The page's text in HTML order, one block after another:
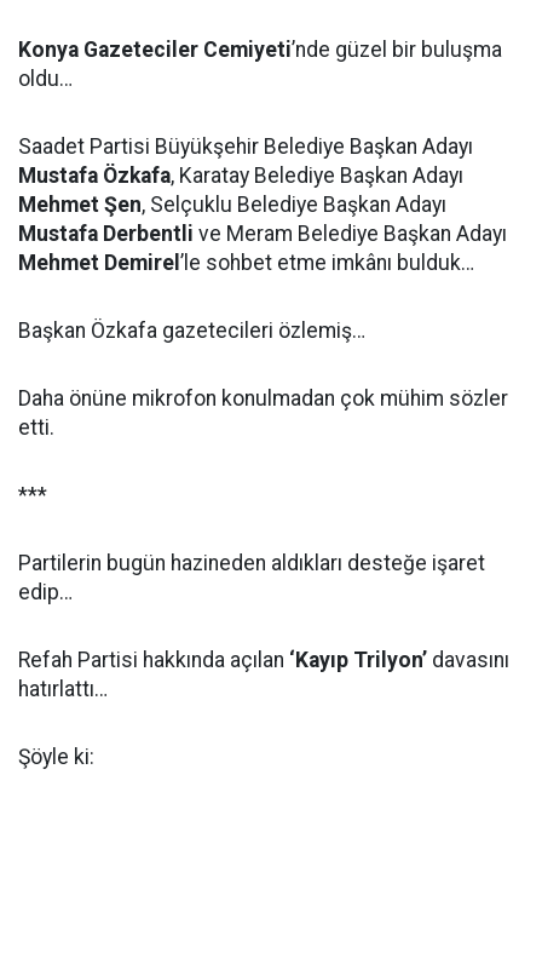
Konya Gazeteciler Cemiyeti’nde güzel bir buluşma
oldu…
Saadet Partisi Büyükşehir Belediye Başkan Adayı
Mustafa Özkafa, Karatay Belediye Başkan Adayı
Mehmet Şen, Selçuklu Belediye Başkan Adayı
Mustafa Derbentli ve Meram Belediye Başkan Adayı
Mehmet Demirel ’le sohbet etme imkânı bulduk…
Başkan Özkafa gazetecileri özlemiş…
Daha önüne mikrofon konulmadan çok mühim sözler
etti.
***
Partilerin bugün hazineden aldıkları desteğe işaret
edip…
Refah Partisi hakkında açılan ‘Kayıp Trilyon’ davasını
hatırlattı…
Şöyle ki: